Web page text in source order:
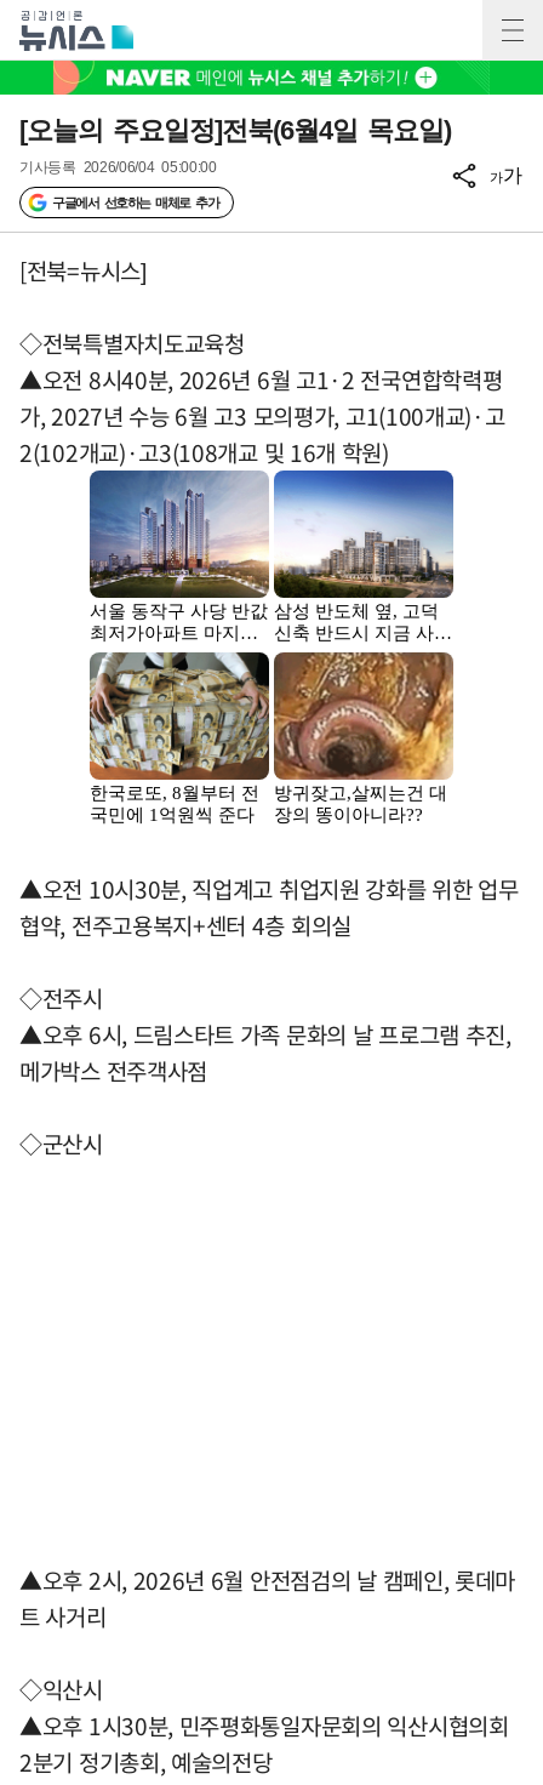
[오늘의 주요일정]전북(6월4일 목요일)
기사등록 2026/06/04 05:00:00
구글에서 선호하는 매체로 추가
가가
[전북=뉴시스]
◇전북특별자치도교육청
▲오전 8시40분, 2026년 6월 고1·2 전국연합학력평
가, 2027년 수능 6월 고3 모의평가, 고1(100개교)·고
2(102개교)·고3(108개교 및 16개 학원)
▲오전 10시30분, 직업계고 취업지원 강화를 위한 업무
협약, 전주고용복지+센터 4층 회의실
◇전주시
▲오후 6시, 드림스타트 가족 문화의 날 프로그램 추진,
메가박스 전주객사점
◇군산시
▲오후 2시, 2026년 6월 안전점검의 날 캠페인, 롯데마
트 사거리
◇익산시
▲오후 1시30분, 민주평화통일자문회의 익산시협의회
2분기 정기총회, 예술의전당